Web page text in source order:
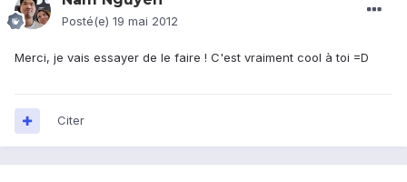
Posté(e) 19 mai 2012
Merci, je vais essayer de le faire ! C'est vraiment cool à toi =D
Citer